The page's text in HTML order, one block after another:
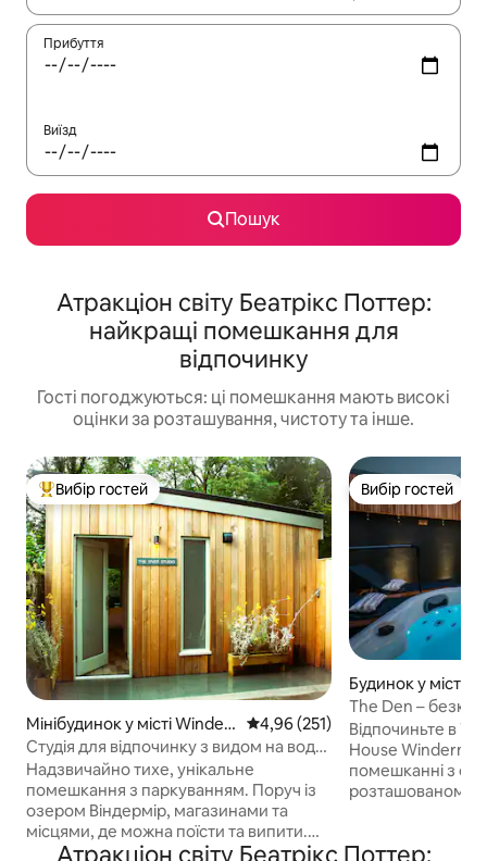
Прибуття
Виїзд
Пошук
Атракціон світу Беатрікс Поттер:
найкращі помешкання для
відпочинку
Гості погоджуються: ці помешкання мають високі
оцінки за розташування, чистоту та інше.
Топ вибір гостей
Вибір гостей
Мінібудинок у місті Winder
mere
Середня оцінка: 4,96 з 5,
4,96 (251)
Студія для відпочинку з видом на воду
та ліс
Надзвичайно тихе, унікальне
помешкання з паркуванням. Поруч із
озером Віндермір, магазинами та
місцями, де можна поїсти та випити.
Бездоганний простір студії для 2 осіб
Вибір гостей
Вибір гостей
Будинок у місті
-Windermere
The Den –
клуб і спа-
2 хвилини
Відпочиньте в
House
помешканні з
розташованому
відпочинку. Цей